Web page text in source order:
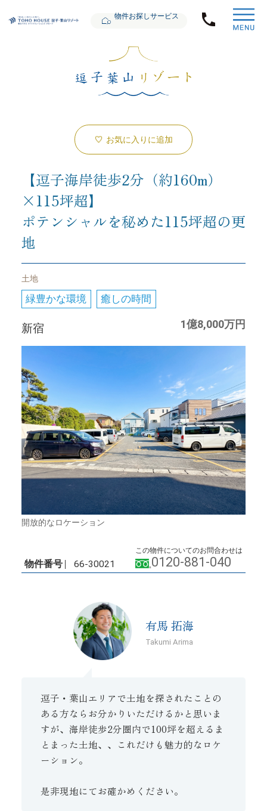
物件お探しサービス
お気に入りに追加
【逗子海岸徒歩2分（約160m）
×115坪超】
ポテンシャルを秘めた115坪超の更
地
土地
緑豊かな環境 癒しの時間
新宿 1億8,000万円
開放的なロケーション
物件番号 66-30021
この物件についてのお問合わせは
0120-881-040
有馬 拓海
Takumi Arima
逗子・葉山エリアで土地を探されたことの
ある方ならお分かりいただけるかと思いま
すが、海岸徒歩2分圏内で100坪を超えるま
とまった土地、、これだけも魅力的なロケ
ーション。
是非現地にてお確かめください。